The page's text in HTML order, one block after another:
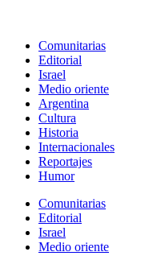
Comunitarias
Editorial
Israel
Medio oriente
Argentina
Cultura
Historia
Internacionales
Reportajes
Humor
Comunitarias
Editorial
Israel
Medio oriente